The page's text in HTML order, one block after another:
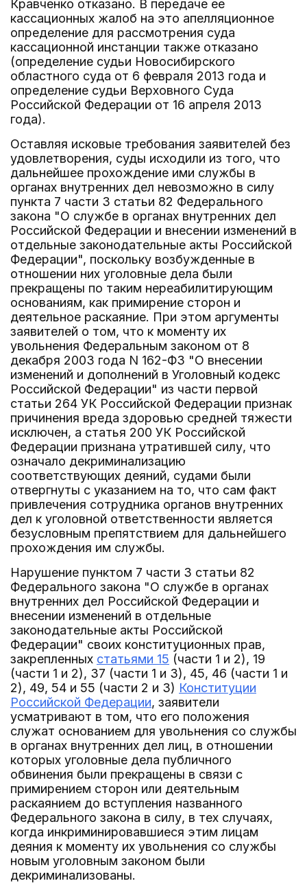
Кравченко отказано. В передаче ее
кассационных жалоб на это апелляционное
определение для рассмотрения суда
кассационной инстанции также отказано
(определение судьи Новосибирского
областного суда от 6 февраля 2013 года и
определение судьи Верховного Суда
Российской Федерации от 16 апреля 2013
года).
Оставляя исковые требования заявителей без
удовлетворения, суды исходили из того, что
дальнейшее прохождение ими службы в
органах внутренних дел невозможно в силу
пункта 7 части 3 статьи 82 Федерального
закона "О службе в органах внутренних дел
Российской Федерации и внесении изменений в
отдельные законодательные акты Российской
Федерации", поскольку возбужденные в
отношении них уголовные дела были
прекращены по таким нереабилитирующим
основаниям, как примирение сторон и
деятельное раскаяние. При этом аргументы
заявителей о том, что к моменту их
увольнения Федеральным законом от 8
декабря 2003 года N 162-ФЗ "О внесении
изменений и дополнений в Уголовный кодекс
Российской Федерации" из части первой
статьи 264 УК Российской Федерации признак
причинения вреда здоровью средней тяжести
исключен, а статья 200 УК Российской
Федерации признана утратившей силу, что
означало декриминализацию
соответствующих деяний, судами были
отвергнуты с указанием на то, что сам факт
привлечения сотрудника органов внутренних
дел к уголовной ответственности является
безусловным препятствием для дальнейшего
прохождения им службы.
Нарушение пунктом 7 части 3 статьи 82
Федерального закона "О службе в органах
внутренних дел Российской Федерации и
внесении изменений в отдельные
законодательные акты Российской
Федерации" своих конституционных прав,
закрепленных статьями 15 (части 1 и 2), 19
(части 1 и 2), 37 (части 1 и 3), 45, 46 (части 1 и
2), 49, 54 и 55 (части 2 и 3) Конституции
Российской Федерации, заявители
усматривают в том, что его положения
служат основанием для увольнения со службы
в органах внутренних дел лиц, в отношении
которых уголовные дела публичного
обвинения были прекращены в связи с
примирением сторон или деятельным
раскаянием до вступления названного
Федерального закона в силу, в тех случаях,
когда инкриминировавшиеся этим лицам
деяния к моменту их увольнения со службы
новым уголовным законом были
декриминализованы.